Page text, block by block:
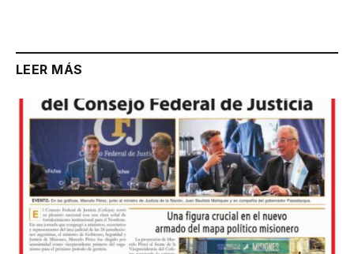
LEER MÁS